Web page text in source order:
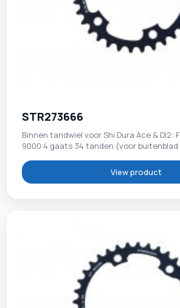
STR273666
Binnen tandwiel voor Shi Dura Ace & DI2:
9000 4 gaats 34 tanden (voor
View product